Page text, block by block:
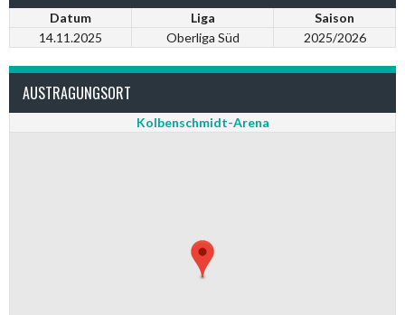
Datum Liga
Saison
14.11.2025
Oberliga Süd 2025/2026
AUSTRAGUNGSORT
Kolbenschmidt-Arena